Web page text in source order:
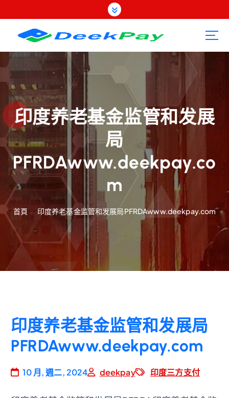
至
印度养老基金监管和发展
局
PFRDAwww.deekpay.co
m
首頁 印度养老基金监管和发展局PFRDAwww.deekpay.com
印度养老基金监管和发展局
PFRDAwww.deekpay.com
10 月, 週二, 2024 deekpay 印度三方支付